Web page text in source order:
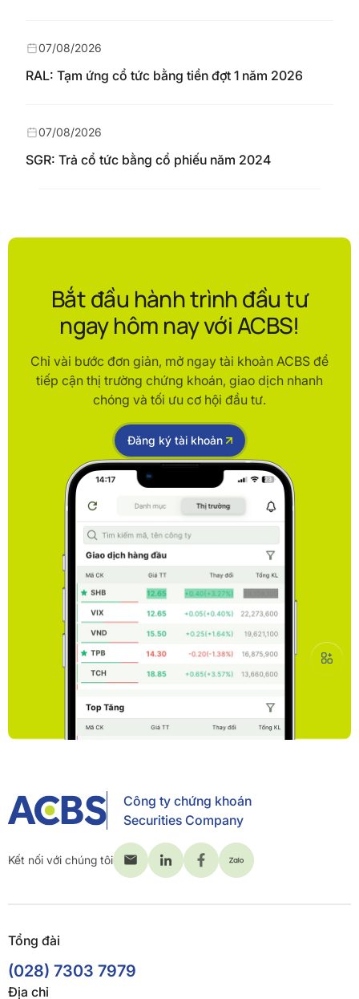
RAL: Tạm ứng cổ tức bằng tiền đợt 1 năm 2026
07/08/2026
SGR: Trả cổ tức bằng cổ phiếu năm 2024
07/08/2026
Bắt đầu hành trình đầu tư
ngay hôm nay với ACBS!
Chỉ vài bước đơn giản, mở ngay tài khoản ACBS để
tiếp cận thị trường chứng khoán, giao dịch nhanh
chóng và tối ưu cơ hội đầu tư.
Đăng ký tài khoản
Công ty chứng khoán
Securities Company
Kết nối với chúng tôi
Tổng đài
(028) 7303 7979
Địa chỉ